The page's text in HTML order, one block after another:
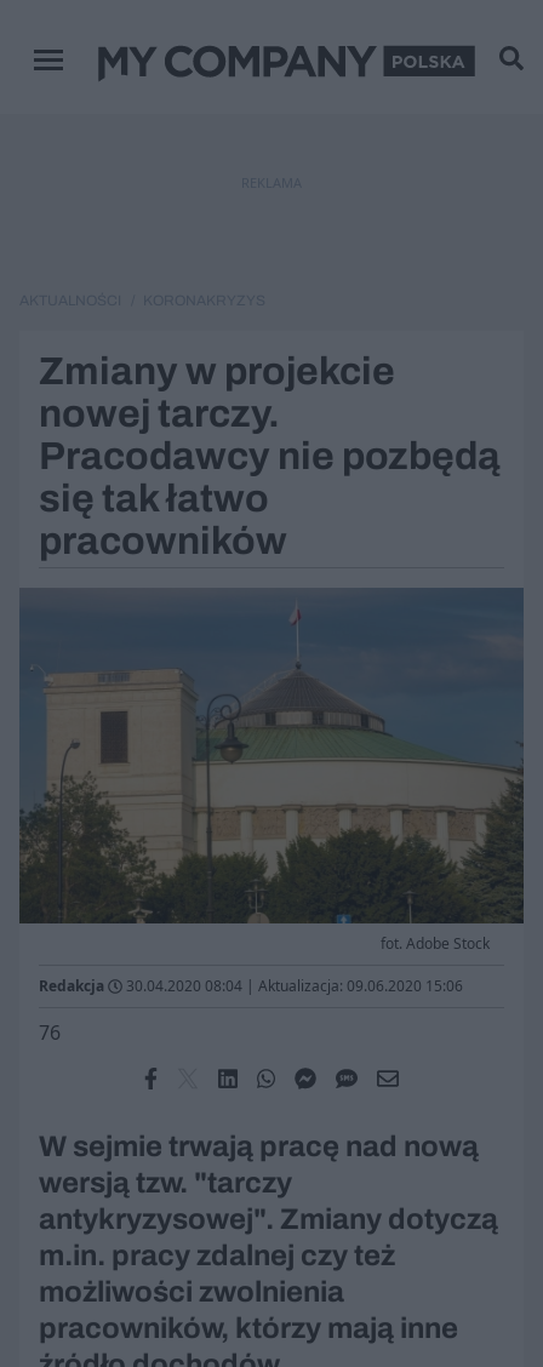
Menu główne
Zmiany w projekcie
nowej tarczy.
Pracodawcy nie pozbędą
się tak łatwo
pracowników
fot. Adobe Stock
Redakcja 30.04.2020 08:04 | Aktualizacja: 09.06.2020 15:06
76
W sejmie trwają pracę nad nową
wersją tzw. "tarczy
antykryzysowej". Zmiany dotyczą
m.in. pracy zdalnej czy też
możliwości zwolnienia
pracowników, którzy mają inne